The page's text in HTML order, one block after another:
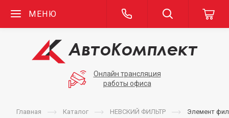
МЕНЮ
Онлайн трансляция
работы офиса
Главная Каталог НЕВСКИЙ ФИЛЬТР Элемент